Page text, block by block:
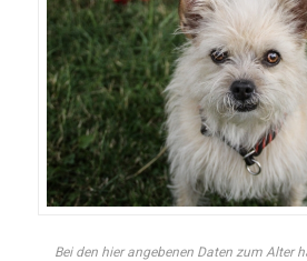
Bei den hier angebenen Daten zum Alter